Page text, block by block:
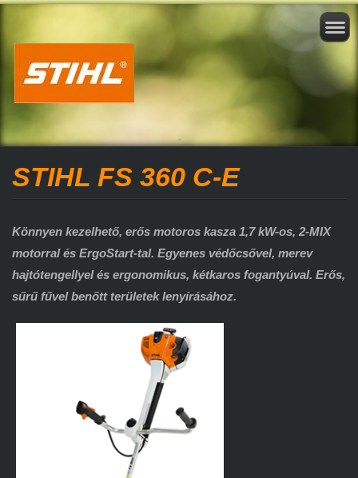
STIHL FS 360 C-E
Könnyen kezelhető, erős motoros kasza 1,7 kW-os, 2-MIX
motorral és ErgoStart-tal. Egyenes védőcsővel, merev
hajtótengellyel és ergonomikus, kétkaros fogantyúval. Erős,
sűrű fűvel benőtt területek lenyírásához.